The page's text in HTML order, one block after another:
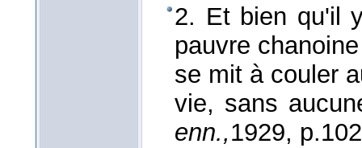
2. Et bien qu'il
pauvre
se mit à couler
vie, sans
enn.,1929,